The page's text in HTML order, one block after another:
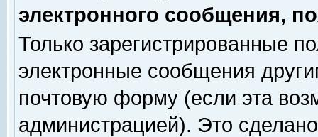
электронного сообщения,
Только зарегистрированные
электронные сообщения
почтовую форму (если эта
администрацией). Это